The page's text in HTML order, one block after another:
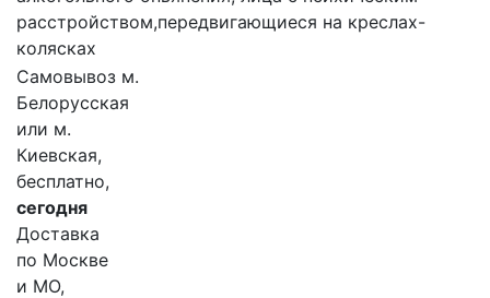
расстройством,передвигающиеся на креслах-
колясках
Самовывоз м.
Белорусская
или м.
Киевская,
бесплатно,
сегодня
Доставка
по Москве
и МО,